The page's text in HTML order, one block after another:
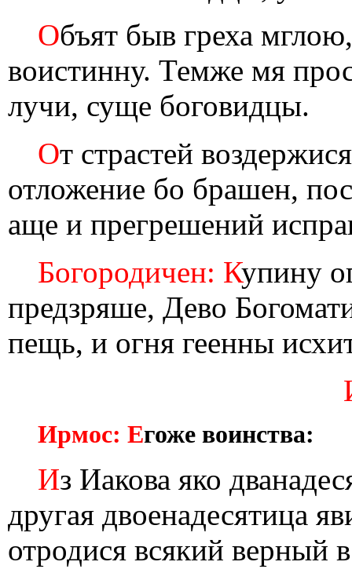
Объят быв греха
воистинну. Темже мя
лучи, суще боговидцы.
От страстей
отложение бо брашен,
аще и прегрешений
Богородичен: Купину
предзряше, Дево
пещь, и огня геенны
Ирмос: Егоже воинства:
Из Иакова яко
другая двоенадесятица
отродися всякий верный